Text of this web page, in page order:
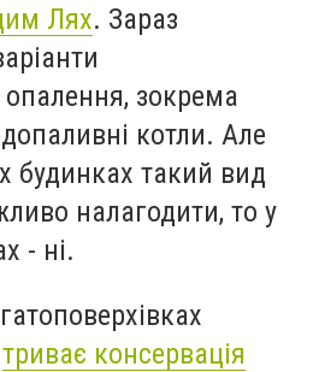
Лях. Зараз
зокрема
котли. Але
будинках такий вид
налагодити, то у
- ні.
триває консервація